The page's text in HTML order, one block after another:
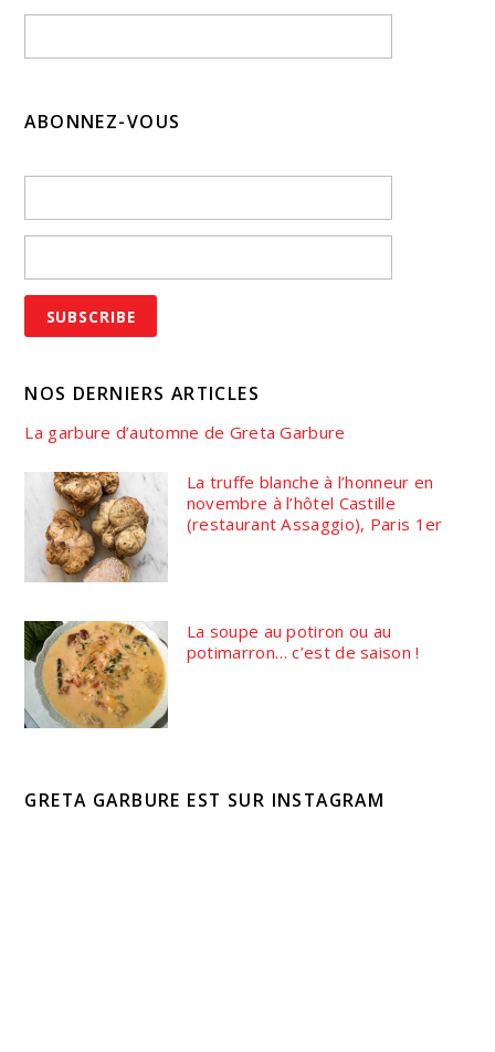
ABONNEZ-VOUS
NOS DERNIERS ARTICLES
La garbure d’automne de Greta Garbure
La truffe blanche à l’honneur en
novembre à l’hôtel Castille
(restaurant Assaggio), Paris 1er
La soupe au potiron ou au
potimarron… c’est de saison !
GRETA GARBURE EST SUR INSTAGRAM